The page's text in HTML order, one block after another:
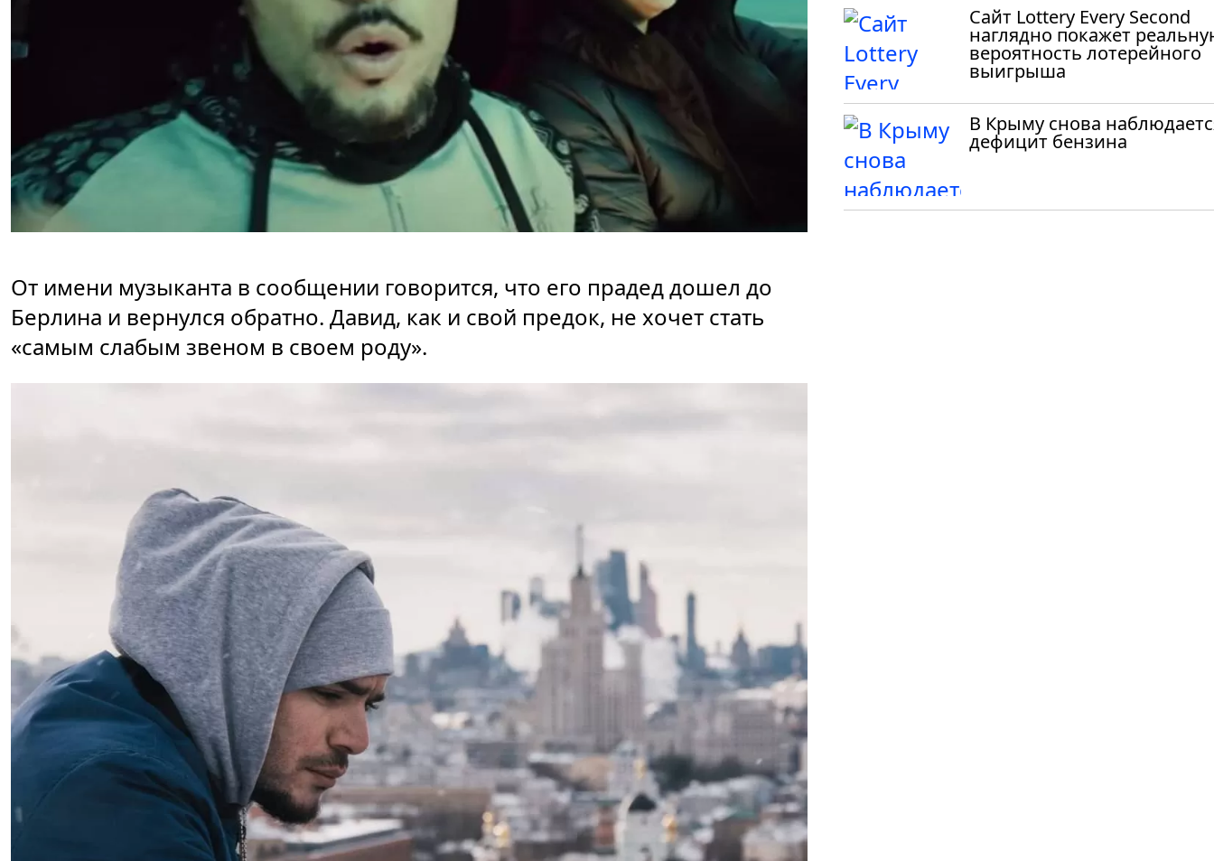
От имени музыканта в сообщении говорится, что его прадед дошел до
Берлина и вернулся обратно. Давид, как и свой предок, не хочет стать
«самым слабым звеном в своем роду».
Сайт Lottery Every Second
наглядно покажет
вероятность лотерейного
выигрыша
В Крыму снова
дефицит бензина